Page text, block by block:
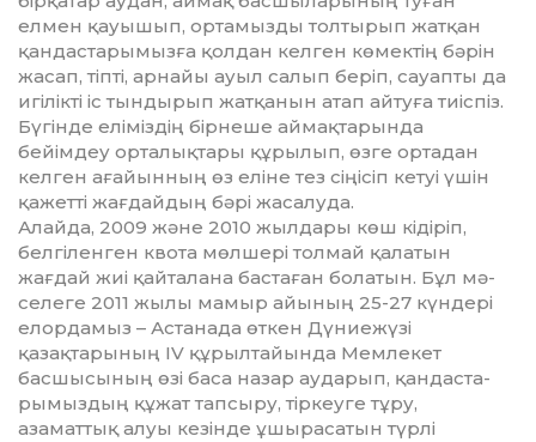
елмен қауышып, орта­мыз­ды толтырып жатқан
қан­дас­тарымызға қолдан келген көмектің бәрін
жасап, тіпті, арнайы ауыл салып беріп, сауапты да
игілікті іс тындырып жат­қа­нын атап айтуға тиіспіз.
Бүгінде еліміздің бірнеше аймақтарында
бейімдеу орталықтары құрылып, өзге ортадан
келген ағайынның өз елі­не тез сіңісіп кетуі үшін
қажетті жағ­дайдың бәрі жасалуда.
Алайда, 2009 және 2010 жылдары көш кідіріп,
белгіленген квота мөл­шері толмай қалатын
жағдай жиі қай­талана бастаған болатын. Бұл мә­
селеге 2011 жылы мамыр айының 25-27 күндері
елордамыз – Астанада өткен Дүниежүзі
қазақтарының ІV құрылтайында Мемлекет
басшысы­ның өзі баса назар аударып, қандас­та­
рымыздың құжат тапсыру, тіркеуге тұру,
азаматтық алуы кезінде ұшы­ра­сатын түрлі